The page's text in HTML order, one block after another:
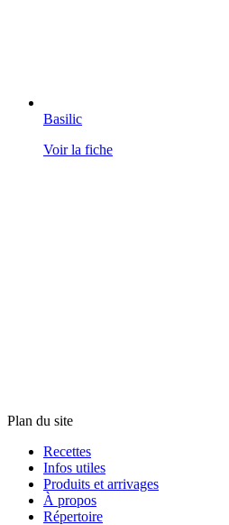
Basilic
Voir la fiche
Plan du site
Recettes
Infos utiles
Produits et arrivages
À propos
Répertoire